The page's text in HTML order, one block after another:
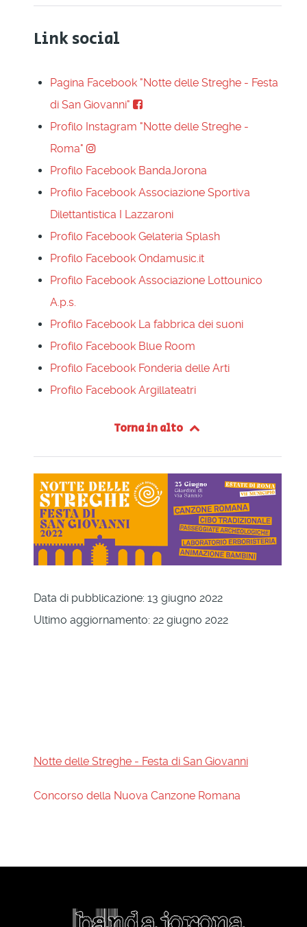
Link social
Pagina Facebook "Notte delle Streghe - Festa
di San Giovanni"
Profilo Instagram "Notte delle Streghe -
Roma"
Profilo Facebook BandaJorona
Profilo Facebook Associazione Sportiva
Dilettantistica I Lazzaroni
Profilo Facebook Gelateria Splash
Profilo Facebook Ondamusic.it
Profilo Facebook Associazione Lottounico
A.p.s.
Profilo Facebook La fabbrica dei suoni
Profilo Facebook Blue Room
Profilo Facebook Fonderia delle Arti
Profilo Facebook Argillateatri
Torna in alto
Data di pubblicazione: 13 giugno 2022
Ultimo aggiornamento: 22 giugno 2022
Notte delle Streghe - Festa di San Giovanni
Concorso della Nuova Canzone Romana